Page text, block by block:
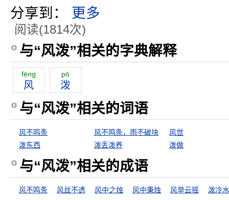
分享到： 更多
阅读(1814次)
与“风泼”相关的字典解释
fēng
风
pō
泼
与“风泼”相关的词语
风不鸣条 风不鸣条，雨不破块
风世
泼东西
泼丢泼养 泼做
与“风泼”相关的成语
风不鸣条 风丝不透 风中之烛 风中秉烛 风举云摇 泼冷水